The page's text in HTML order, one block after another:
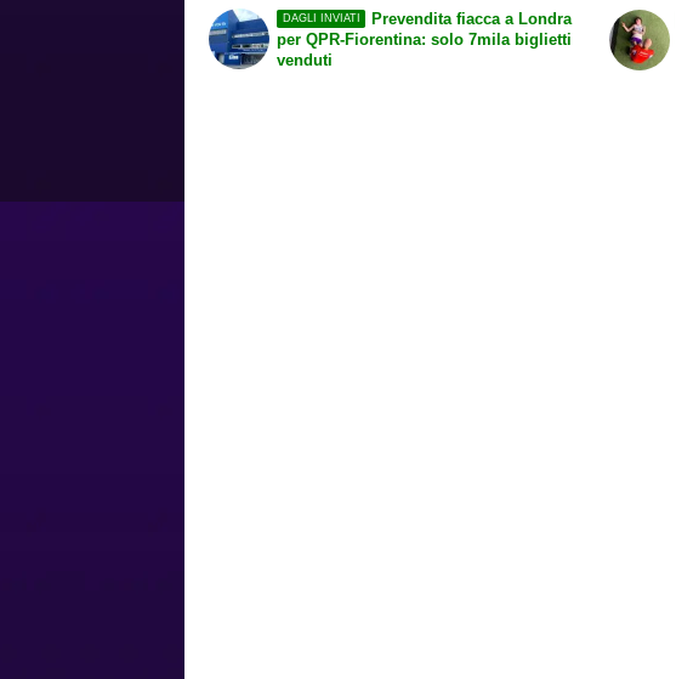
DAGLI INVIATI
Prevendita fiacca a Londra
per QPR-Fiorentina: solo 7mila biglietti
venduti